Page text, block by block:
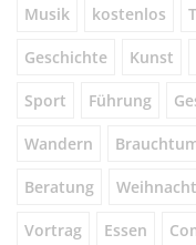
Musik kostenlos
Geschichte Kunst
Sport Führung
Wandern
Beratung
Vortrag Essen